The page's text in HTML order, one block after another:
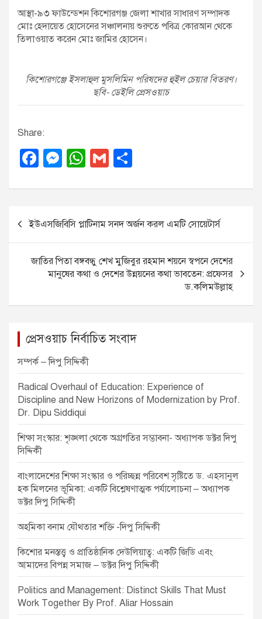
আস্থা-৯৩ ফাউন্ডেশন কিশোরগঞ্জ জেলা শাখার সাধারণ সম্পাদক
মোঃ হেদায়েত হোসেনের সঞ্চালনায় শুরুতে পবিত্র কোরআন থেকে
তিলাওয়াত করেন মোঃ জামির হোসেন।
কিশোরগঞ্জে ইসলাহুল মুসলিমিন পরিষদের হুইল চেয়ার বিতরণ।
ছবি- ডেইলি প্রেসওয়াচ
Share:
F
c
e
b
o
o
M
ss
e
n
g
er
W
at
s
A
p
p
G
ail ar
e
a
ইউএসজিবিসি প্লাটিনাম সনদ অর্জন করল এমটি সোয়েটার্স
জাতির পিতা বঙ্গবন্ধু শেখ মুজিবুর রহমান শয়নে স্বপনে দেশের
মানুষের কথা ও দেশের উন্নয়নের কথা ভাবতেন: প্রফেসর
ড.কলিমউল্লাহ
প্রেসওয়াচ নির্বাচিত সংবাদ
সম্পর্ক – দিপু সিদ্দিকী
Radical Overhaul of Education: Experience of
Discipline and New Horizons of Modernization by Prof.
Dr. Dipu Siddiqui
শিক্ষা সংস্কার: শৃঙ্খলা থেকে অগ্রগতির সম্ভাবনা- অধ্যাপক ডক্টর দিপু
সিদ্দিকী
বাংলাদেশের শিক্ষা সংস্কার ও পরিচ্ছন্ন পরিবেশ সৃষ্টিতে ড. এহসানুল
হক মিলনের ভূমিকা: একটি বিশ্লেষণাত্মক পর্যালোচনা – অধ্যাপক
ডক্টর দিপু সিদ্দিকী
অহমিকা বনাম যৌথতার শক্তি -দিপু সিদ্দিকী
কিশোর মনস্তত্ত্ব ও প্রাতিষ্ঠানিক দেউলিয়াত্ব: একটি জিডি এবং
আমাদের বিপন্ন সমাজ – ডক্টর দিপু সিদ্দিকী
Politics and Management: Distinct Skills That Must
Work Together By Prof. Aliar Hossain